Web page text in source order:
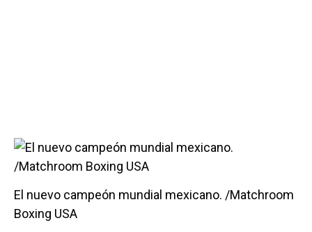
El nuevo campeón mundial mexicano. /Matchroom
Boxing USA